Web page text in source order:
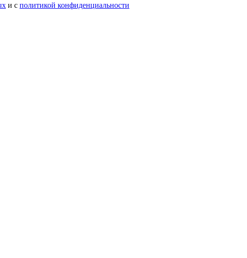
и с политикой конфиденциальности